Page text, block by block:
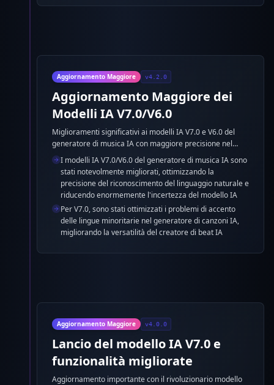
Aggiornamento Maggiore v4.2.0
Aggiornamento Maggiore dei
Modelli IA V7.0/V6.0
Miglioramenti significativi ai modelli IA V7.0 e V6.0 del
generatore di musica IA con maggiore precisione nel
riconoscimento del linguaggio naturale e riduzione
dell'incertezza del modello, oltre all'ottimizzazione dei
problemi di accento per le lingue minoritarie nel
generatore di canzoni IA.
I modelli IA V7.0/V6.0 del generatore di musica IA sono
stati notevolmente migliorati, ottimizzando la
precisione del riconoscimento del linguaggio naturale e
riducendo enormemente l'incertezza del modello IA
Per V7.0, sono stati ottimizzati i problemi di accento
delle lingue minoritarie nel generatore di canzoni IA,
migliorando la versatilità del creatore di beat IA
Aggiornamento Maggiore v4.0.0
Lancio del modello IA V7.0 e
funzionalità migliorate
Aggiornamento importante con il rivoluzionario modello